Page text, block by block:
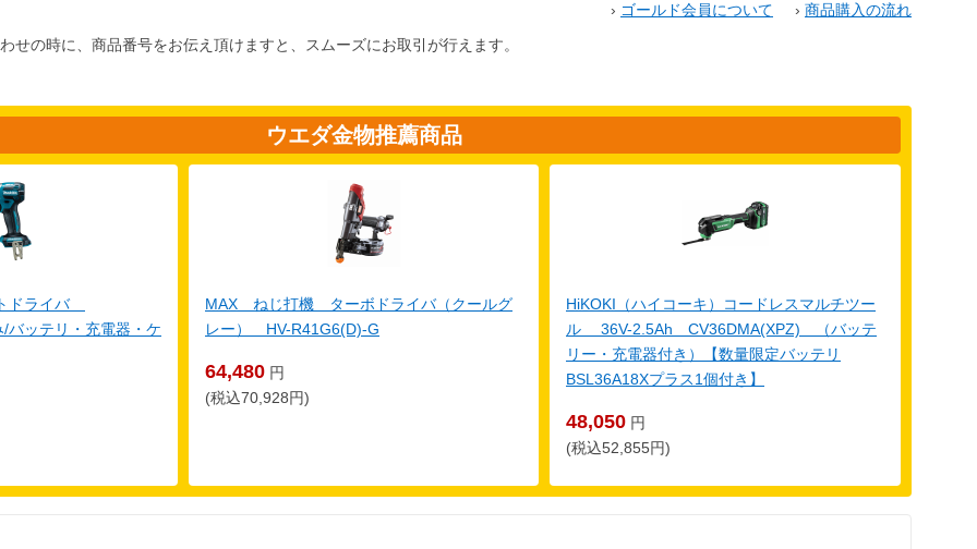
› ゴールド会員について › 商品購入の流れ
せの時に、商品番号をお伝え頂けますと、スムーズにお取引が行えます。
ウエダ金物推薦商品
ドライバ
バッテリ・充電器・ケ
MAX ねじ打機 ターボドライバ（クールグ
レー） HV-R41G6(D)-G
64,480 円
(税込70,928円)
HiKOKI（ハイコーキ）コードレスマルチツー
ル 36V-2.5Ah CV36DMA(XPZ) （バッテ
リー・充電器付き）【数量限定バッテリ
BSL36A18Xプラス1個付き】
48,050 円
(税込52,855円)